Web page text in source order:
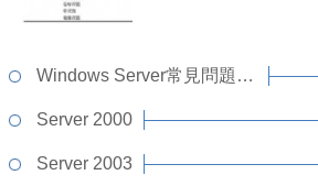
Windows Server常見問題解答
Server 2000
Server 2003